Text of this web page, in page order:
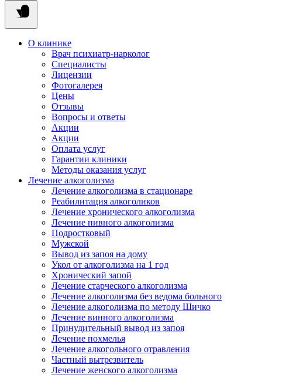
О клинике
Врач психиатр-нарколог
Специалисты
Лицензии
Фотогалерея
Цены
Отзывы
Вопросы и ответы
Акции
Акции
Оплата услуг
Гарантии клиники
Методы оказания услуг
Лечение алкоголизма
Лечение алкоголизма в стационаре
Реабилитация алкоголиков
Лечение хронического алкоголизма
Лечение пивного алкоголизма
Подростковый
Мужской
Вывод из запоя на дому
Укол от алкоголизма на 1 год
Хронический запой
Лечение старческого алкоголизма
Лечение алкоголизма без ведома больного
Лечение алкоголизма по методу Шичко
Лечение винного алкоголизма
Принудительный вывод из запоя
Лечение похмелья
Лечение алкогольного отравления
Частный вытрезвитель
Лечение женского алкоголизма